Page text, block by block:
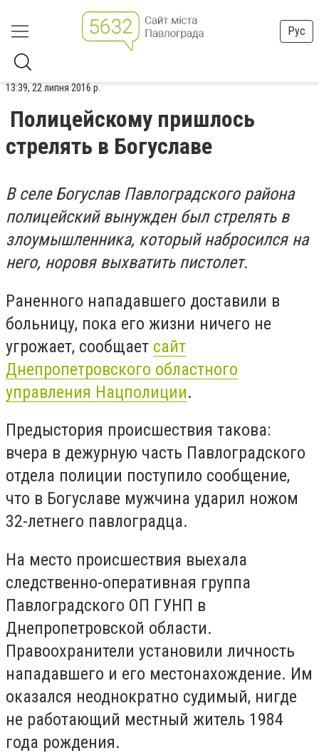
Рус
13:39, 22 липня 2016 р.
Полицейскому пришлось
стрелять в Богуславе
В селе Богуслав Павлоградского района
полицейский вынужден был стрелять в
злоумышленника, который набросился на
него, норовя выхватить пистолет.
Раненного нападавшего доставили в
больницу, пока его жизни ничего не
угрожает, сообщает сайт
Днепропетровского областного
управления Нацполиции.
Предыстория происшествия такова:
вчера в дежурную часть Павлоградского
отдела полиции поступило сообщение,
что в Богуславе мужчина ударил ножом
32-летнего павлоградца.
На место происшествия выехала
следственно-оперативная группа
Павлоградского ОП ГУНП в
Днепропетровской области.
Правоохранители установили личность
нападавшего и его местонахождение. Им
оказался неоднократно судимый, нигде
не работающий местный житель 1984
года рождения.